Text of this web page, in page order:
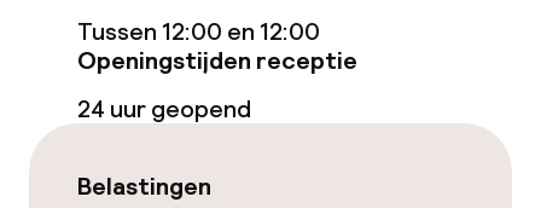
Solarium
Massage
Tussen 12:00 en 12:00
Openingstijden receptie
24 uur geopend
Belastingen